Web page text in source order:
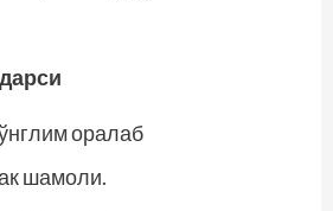
оралаб
шамоли.